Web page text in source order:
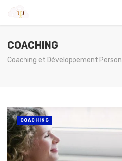
COACHING
Coaching et Développement
COACHING